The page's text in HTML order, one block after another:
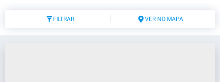
FILTRAR VER NO MAPA